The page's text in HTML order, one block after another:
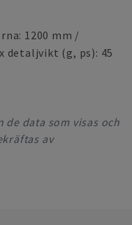
1200 mm /
detaljvikt (g, ps): 45
data som visas och
av